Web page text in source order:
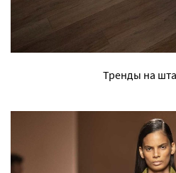
Тренды на